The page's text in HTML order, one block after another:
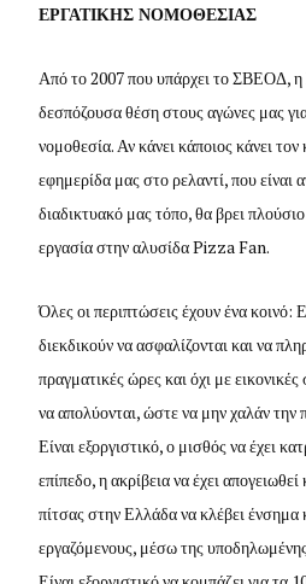
ΕΡΓΑΤΙΚΗΣ ΝΟΜΟΘΕΣΙΑΣ
Από το 2007 που υπάρχει το ΣΒΕΟΔ,
δεσπόζουσα θέση στους αγώνες μας
νομοθεσία. Αν κάνει κάποιος κάνει
εφημερίδα μας στο ρελαντί, που είναι
διαδικτυακό μας τόπο, θα βρει πλούσιο
εργασία στην αλυσίδα Pizza Fan.
Όλες οι περιπτώσεις έχουν ένα κοινό:
διεκδικούν να ασφαλίζονται και να
πραγματικές ώρες και όχι με
να απολύονται, ώστε να μην χαλάν την
Είναι εξοργιστικό, ο μισθός να έχει
επίπεδο, η ακρίβεια να έχει
πίτσας στην Ελλάδα να κλέβει ένσημα
εργαζόμενους, μέσω της